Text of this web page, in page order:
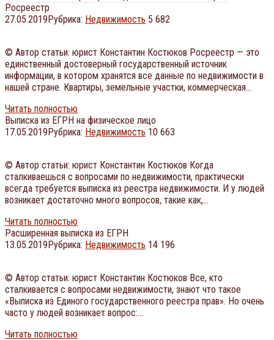
Росреестр
27.05.2019Рубрика: Недвижимость 5 682
© Автор статьи: юрист Константин Костюков Росреестр — это
единственный достоверный государственный источник
информации, в котором хранятся все данные по недвижимости в
нашей стране. Квартиры, земельные участки, коммерческая…
Читать полностью
Выписка из ЕГРН на физическое лицо
17.05.2019Рубрика: Недвижимость 10 663
© Автор статьи: юрист Константин Костюков Когда
сталкиваешься с вопросами по недвижимости, практически
всегда требуется выписка из реестра недвижимости. И у людей
возникает достаточно много вопросов, такие как,…
Читать полностью
Расширенная выписка из ЕГРН
13.05.2019Рубрика: Недвижимость 14 196
© Автор статьи: юрист Константин Костюков Все, кто
сталкивается с вопросами недвижимости, знают что такое
«Выписка из Единого государственного реестра прав». Но очень
часто у людей возникает вопрос:…
Читать полностью